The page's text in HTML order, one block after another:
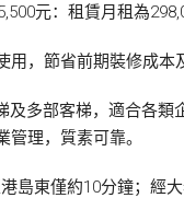
元：租賃月租為
，節省前期裝修成本
多部客梯，適合各
理，質素可靠。
島東僅約10分鐘；經